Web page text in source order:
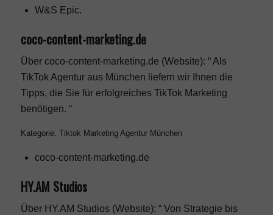
W&S Epic.
coco-content-marketing.de
Über coco-content-marketing.de (Website): “ Als
TikTok Agentur aus München liefern wir Ihnen die
Tipps, die Sie für erfolgreiches TikTok Marketing
benötigen. “
Kategorie: Tiktok Marketing Agentur München
coco-content-marketing.de
HY.AM Studios
Über HY.AM Studios (Website): “ Von Strategie bis